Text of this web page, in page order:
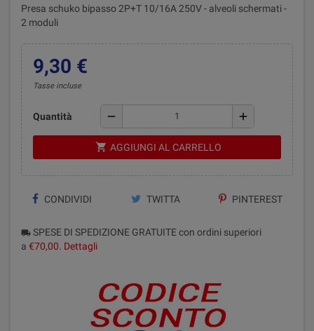
Presa schuko bipasso 2P+T 10/16A 250V - alveoli schermati -
2 moduli
9,30 €
Tasse incluse
Quantità remove add
shopping_cart AGGIUNGI AL CARRELLO
CONDIVIDI TWITTA PINTEREST
local_shipping SPESE DI SPEDIZIONE GRATUITE con ordini superiori
a €70,00. Dettagli